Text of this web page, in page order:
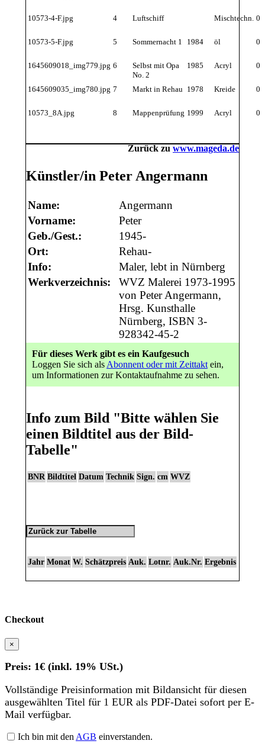
10573-4-F.jpg 4 Luftschiff Mischtechn. 0
10573-5-F.jpg 5 Sommernacht 1 1984 öl 0
1645609018_img779.jpg 6
Selbst mit Opa
No. 2
1985 Acryl 0
1645609035_img780.jpg 7 Markt in Rehau 1978 Kreide 0
10573_8A.jpg 8 Mappenprüfung 1999 Acryl 0
Zurück zu www.mageda.de
Künstler/in Peter Angermann
Name:
Angermann
Vorname:
Peter
Geb./Gest.:
1945-
Ort:
Rehau-
Info:
Maler, lebt in Nürnberg
Werkverzeichnis:
WVZ Malerei 1973-1995
von Peter Angermann,
Hrsg. Kunsthalle
Nürnberg, ISBN 3-
928342-45-2
Für dieses Werk gibt es ein Kaufgesuch
Loggen Sie sich als Abonnent oder mit Zeittakt ein,
um Informationen zur Kontaktaufnahme zu sehen.
Info zum Bild "Bitte wählen Sie
einen Bildtitel aus der Bild-
Tabelle"
BNR Bildtitel Datum Technik Sign. cm WVZ
Jahr Monat W. Schätzpreis Auk. Lotnr. Auk.Nr. Ergebnis
Checkout
×
Preis: 1€ (inkl. 19% USt.)
Vollständige Preisinformation mit Bildansicht für diesen
ausgewählten Titel für 1 EUR als PDF-Datei sofort per E-
Mail verfügbar.
Ich bin mit den AGB einverstanden.